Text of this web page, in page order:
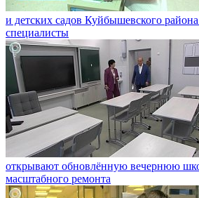
и детских садов Куйбышевского
специалисты
открывают обновлённую вечернюю
масштабного ремонта